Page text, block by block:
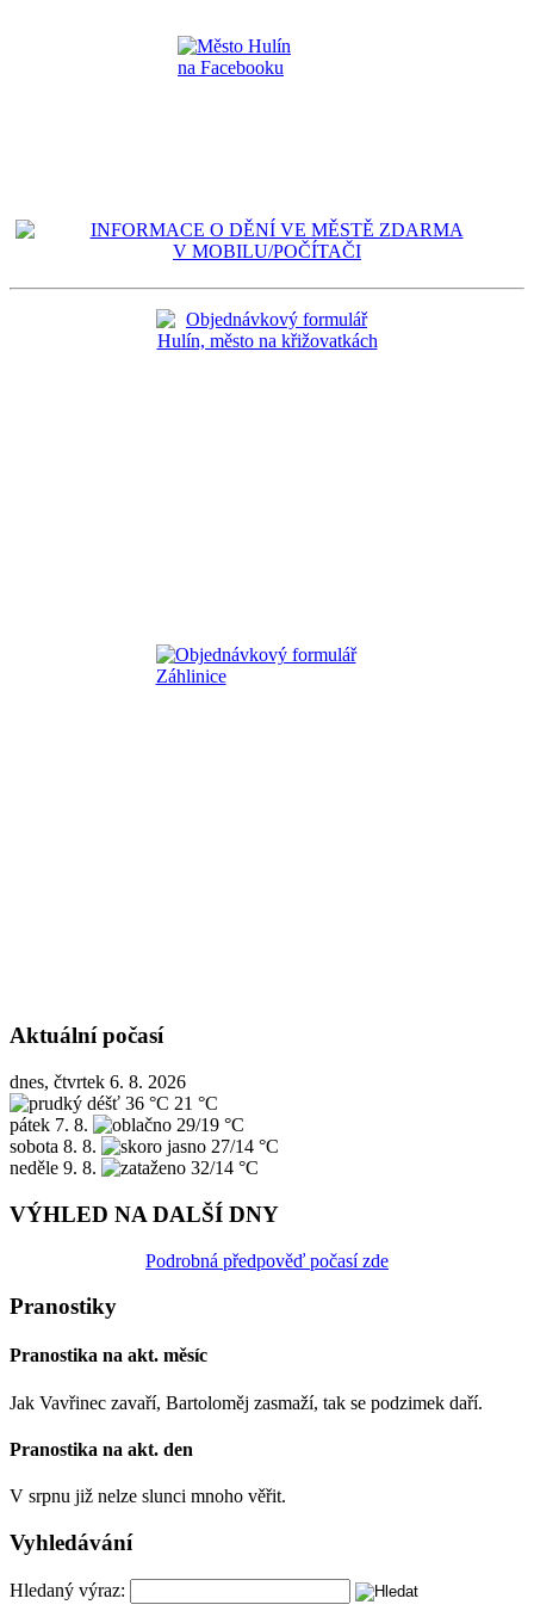
Aktuální počasí
dnes, čtvrtek 6. 8. 2026
36 °C 21 °C
pátek 7. 8.
29/19 °C
sobota 8. 8.
27/14 °C
neděle 9. 8. 32/14 °C
VÝHLED NA DALŠÍ DNY
Podrobná předpověď počasí zde
Pranostiky
Pranostika na akt. měsíc
Jak Vavřinec zavaří, Bartoloměj zasmaží, tak se podzimek daří.
Pranostika na akt. den
V srpnu již nelze slunci mnoho věřit.
Vyhledávání
Hledaný výraz: